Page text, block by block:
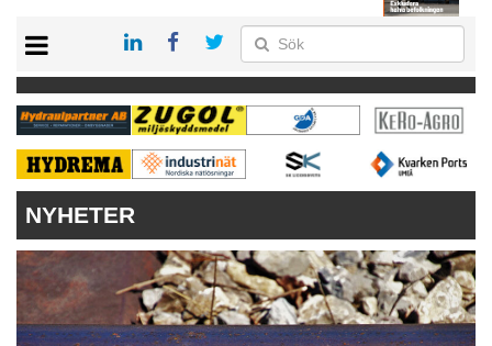
KONTAKT
VÅRA ANDRA MAGASIN
PRENUMERERA
ANNONSERA
NYHETER